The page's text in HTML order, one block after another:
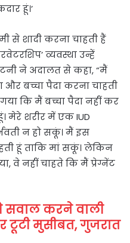
हूं।’
से शादी करना चाहती हैं
व्यवस्था उन्हें
ने अदालत से कहा, “मैं
और बच्चा पैदा करना चाहती
कि मैं बच्चा पैदा नहीं कर
मेरे शरीर में एक IUD
न हो सकूं। मैं इस
हूं ताकि मां सकूं। लेकिन
वे नहीं चाहते कि मैं प्रेग्नेंट
सवाल करने वाली
टूटी मुसीबत, गुजरात